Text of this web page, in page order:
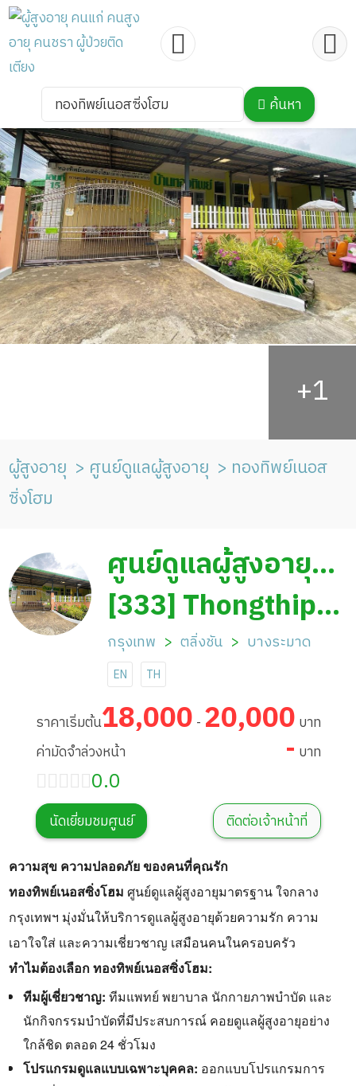
ทองทิพย์เนอสซิ่งโฮม ค้นหา
ผู้สูงอายุ ศูนย์ดูแลผู้สูงอายุ
ทองทิพย์เนอส
ซิ่งโฮม
ศูนย์ดูแลผู้สูงอายุ
ทองทิพย์เนอสซิ่ง
โฮม
[333] Thongthip
Nursing Home
กรุงเทพ ตลิ่งชัน บางระมาด
EN TH
ราคาเริ่มต้น18,000 - 20,000 บาท
ค่ามัดจำล่วงหน้า
- บาท
0.0
นัดเยี่ยมชมศูนย์ ติดต่อเจ้าหน้าที่
ความสุข ความปลอดภัย ของคนที่คุณรัก
ทองทิพย์เนอสซิ่งโฮม ศูนย์ดูแลผู้สูงอายุมาตรฐาน ใจกลาง
กรุงเทพฯ มุ่งมั่นให้บริการดูแลผู้สูงอายุด้วยความรัก ความ
เอาใจใส่ และความเชี่ยวชาญ เสมือนคนในครอบครัว
ทำไมต้องเลือก ทองทิพย์เนอสซิ่งโฮม:
ทีมผู้เชี่ยวชาญ: ทีมแพทย์ พยาบาล นักกายภาพบำบัด และ
นักกิจกรรมบำบัดที่มีประสบการณ์ คอยดูแลผู้สูงอายุอย่าง
ใกล้ชิด ตลอด 24 ชั่วโมง
โปรแกรมดูแลแบบเฉพาะบุคคล: ออกแบบโปรแกรมการ